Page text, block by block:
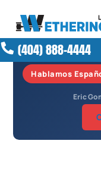
ABOUT OUR FIRM
ATTORNEYS
BLOG
(404) 888-4444
Hablamos
Eric